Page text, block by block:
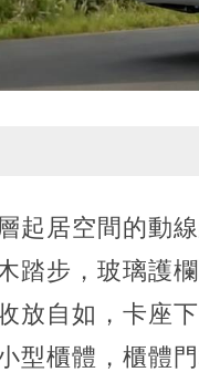
起居空間的動
踏步，玻璃護
放自如，卡座
型櫃體，櫃體